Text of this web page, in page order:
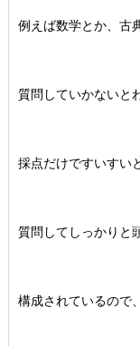
例えば数学とか、古
質問していかないと
採点だけですいすい
質問してしっかりと
構成されているので